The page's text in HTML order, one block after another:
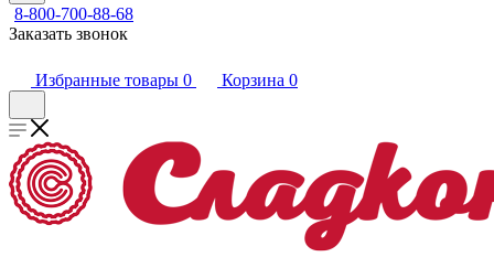
8-800-700-88-68
Заказать звонок
Избранные товары 0 Корзина 0